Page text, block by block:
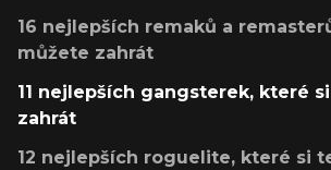
16 nejlepších remaků a
můžete zahrát
11 nejlepších gangsterek, které
zahrát
12 nejlepších roguelite, které si